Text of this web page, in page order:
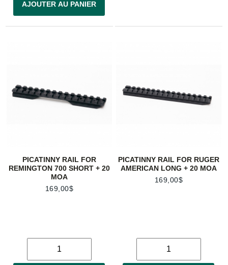
AJOUTER AU PANIER
PICATINNY RAIL FOR
REMINGTON 700 SHORT + 20
MOA
169,00$
PICATINNY RAIL FOR RUGER
AMERICAN LONG + 20 MOA
169,00$